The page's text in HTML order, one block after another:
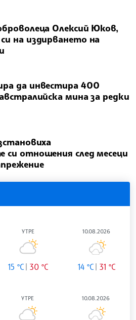
Олексий Юков,
на издирването на
да инвестира 400
мина за редки
си отношения след месеци
УТРЕ
15 °C 30 °C
10.08.2026
14 °C 31 °C
УТРЕ 10.08.2026